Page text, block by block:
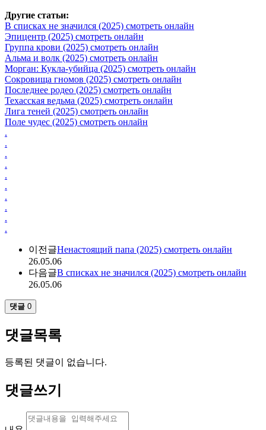
Другие статьи:
В списках не значился (2025) смотреть онлайн
Эпицентр (2025) смотреть онлайн
Группа крови (2025) смотреть онлайн
Альма и волк (2025) смотреть онлайн
Морган: Кукла-убийца (2025) смотреть онлайн
Сокровища гномов (2025) смотреть онлайн
Последнее родео (2025) смотреть онлайн
Техасская ведьма (2025) смотреть онлайн
Лига теней (2025) смотреть онлайн
Поле чудес (2025) смотреть онлайн
.
.
.
.
.
.
.
.
.
.
이전글Ненастоящий папа (2025) смотреть онлайн
26.05.06
다음글В списках не значился (2025) смотреть онлайн
26.05.06
댓글 0
댓글목록
등록된 댓글이 없습니다.
댓글쓰기